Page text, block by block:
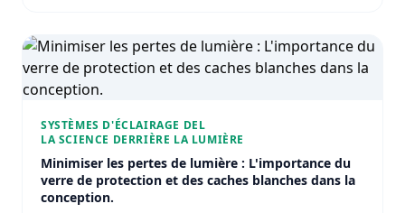
SYSTÈMES D'ÉCLAIRAGE DEL
LA SCIENCE DERRIÈRE LA LUMIÈRE
Minimiser les pertes de lumière : L'importance du
verre de protection et des caches blanches dans la
conception.